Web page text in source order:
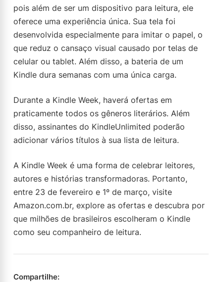
pois além de ser um dispositivo para leitura, ele
oferece uma experiência única. Sua tela foi
desenvolvida especialmente para imitar o papel, o
que reduz o cansaço visual causado por telas de
celular ou tablet. Além disso, a bateria de um
Kindle dura semanas com uma única carga.
Durante a Kindle Week, haverá ofertas em
praticamente todos os gêneros literários. Além
disso, assinantes do KindleUnlimited poderão
adicionar vários títulos à sua lista de leitura.
A Kindle Week é uma forma de celebrar leitores,
autores e histórias transformadoras. Portanto,
entre 23 de fevereiro e 1º de março, visite
Amazon.com.br, explore as ofertas e descubra por
que milhões de brasileiros escolheram o Kindle
como seu companheiro de leitura.
Compartilhe: